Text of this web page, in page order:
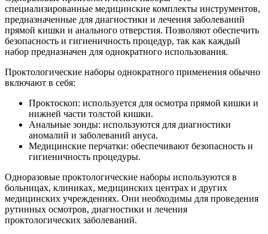
специализированные медицинские комплекты инструментов,
предназначенные для диагностики и лечения заболеваний
прямой кишки и анального отверстия. Позволяют обеспечить
безопасность и гигиеничность процедур, так как каждый
набор предназначен для однократного использования.
Проктологические наборы однократного применения обычно
включают в себя:
Проктоскоп: используется для осмотра прямой кишки и
нижней части толстой кишки.
Анальные зонды: используются для диагностики
аномалий и заболеваний ануса.
Медицинские перчатки: обеспечивают безопасность и
гигиеничность процедуры.
Одноразовые проктологические наборы используются в
больницах, клиниках, медицинских центрах и других
медицинских учреждениях. Они необходимы для проведения
рутинных осмотров, диагностики и лечения
проктологических заболеваний.